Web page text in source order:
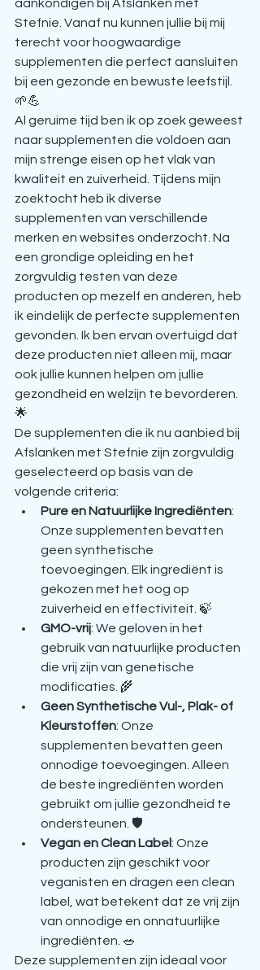
aankondigen bij Afslanken met
Stefnie. Vanaf nu kunnen jullie bij mij
terecht voor hoogwaardige
supplementen die perfect aansluiten
bij een gezonde en bewuste leefstijl.
🌱💪
Al geruime tijd ben ik op zoek geweest
naar supplementen die voldoen aan
mijn strenge eisen op het vlak van
kwaliteit en zuiverheid. Tijdens mijn
zoektocht heb ik diverse
supplementen van verschillende
merken en websites onderzocht. Na
een grondige opleiding en het
zorgvuldig testen van deze
producten op mezelf en anderen, heb
ik eindelijk de perfecte supplementen
gevonden. Ik ben ervan overtuigd dat
deze producten niet alleen mij, maar
ook jullie kunnen helpen om jullie
gezondheid en welzijn te bevorderen.
🌟
De supplementen die ik nu aanbied bij
Afslanken met Stefnie zijn zorgvuldig
geselecteerd op basis van de
volgende criteria:
Pure en Natuurlijke Ingrediënten:
Onze supplementen bevatten
geen synthetische
toevoegingen. Elk ingrediënt is
gekozen met het oog op
zuiverheid en effectiviteit. 🍃
GMO-vrij: We geloven in het
gebruik van natuurlijke producten
die vrij zijn van genetische
modificaties. 🌾
Geen Synthetische Vul-, Plak- of
Kleurstoffen: Onze
supplementen bevatten geen
onnodige toevoegingen. Alleen
de beste ingrediënten worden
gebruikt om jullie gezondheid te
ondersteunen. 🛡️
Vegan en Clean Label: Onze
producten zijn geschikt voor
veganisten en dragen een clean
label, wat betekent dat ze vrij zijn
van onnodige en onnatuurlijke
ingrediënten. 🥗
Deze supplementen zijn ideaal voor